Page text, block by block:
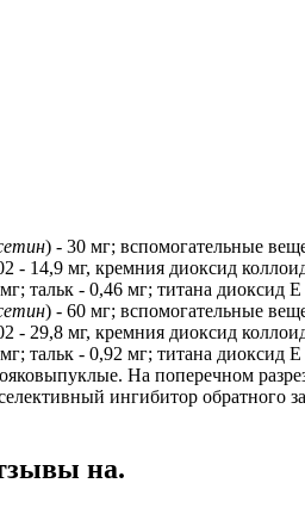
) - 30 мг; вспомогательные
- 14,9 мг, кремния диоксид
тальк - 0,46 мг; титана
) - 60 мг; вспомогательные
- 29,8 мг, кремния диоксид
тальк - 0,92 мг; титана
На поперечном
ингибитор обратного
на.